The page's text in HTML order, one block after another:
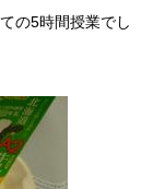
の5時間授業でし